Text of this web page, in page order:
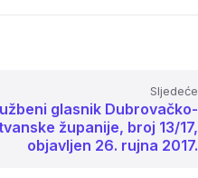
Sljedeće
glasnik Dubrovačko-
županije, broj 13/17,
objavljen 26. rujna 2017.